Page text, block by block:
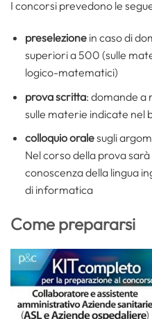
I concorsi prevedono le
preselezionein caso di
superiori a 500 (sulle
logico-matematici)
prova scritta: domande a
sulle materie indicate nel
colloquio oralesugli
Nel corso della prova
conoscenza della lingua
di informatica
Come prepararsi